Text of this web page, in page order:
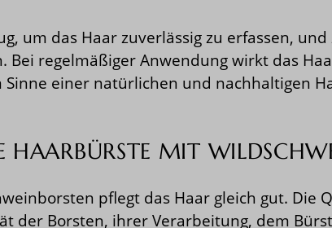
um das Haar zuverlässig zu erfassen,
Bei regelmäßiger Anwendung wirkt das
Sinne einer natürlichen und nachhaltigen
MIT
pflegt das Haar gleich gut. Die
der Borsten, ihrer Verarbeitung, dem